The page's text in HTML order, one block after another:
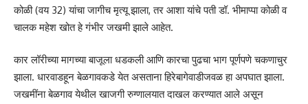
कोळी (वय 32) यांचा जागीच मृत्यू झाला, तर आशा यांचे पती डॉ. भीमाप्पा कोळी व
चालक महेश खोत हे गंभीर जखमी झाले आहेत.
कार लॉरीच्या मागच्या बाजूला धडकली आणि कारचा पुढचा भाग पूर्णपणे चकणाचुर
झाला. धारवाडहून बेळगावकडे येत असताना हिरेबागेवाडीजवळ हा अपघात झाला.
जखमींना बेळगाव येथील खाजगी रुग्णालयात दाखल करण्यात आले असून